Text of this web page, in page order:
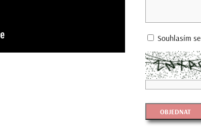
Souhlasím se